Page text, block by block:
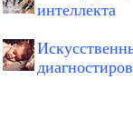
интеллекта